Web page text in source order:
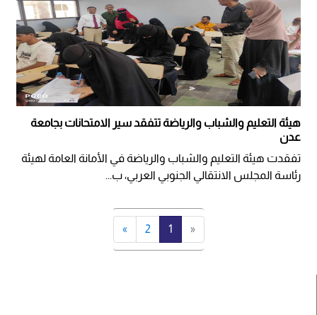
هيئة التعليم والشباب والرياضة تتفقد سير الامتحانات بجامعة
عدن
تفقدت هيئة التعليم والشباب والرياضة في الأمانة العامة لهيئة
رئاسة المجلس الانتقالي الجنوبي العربي، ب...
«
1
2
»